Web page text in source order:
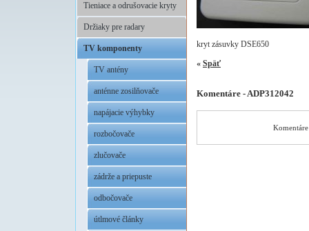
Tieniace a odrušovacie kryty
Držiaky pre radary
TV komponenty
TV antény
anténne zosilňovače
napájacie výhybky
rozbočovače
zlučovače
zádrže a priepuste
odbočovače
útlmové články
kryt zásuvky DSE650
« Späť
Komentáre - ADP312042